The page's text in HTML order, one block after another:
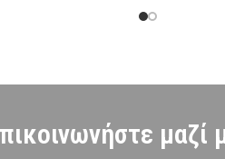
μαζί